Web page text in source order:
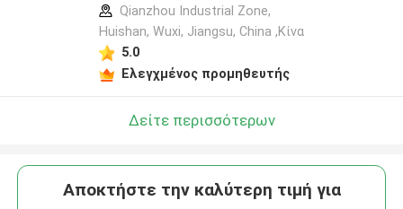
Qianzhou Industrial Zone,
Huishan, Wuxi, Jiangsu, China ,Κίνα
5.0
Ελεγχμένος προμηθευτής
Δείτε περισσότερων
Αποκτήστε την καλύτερη τιμή για